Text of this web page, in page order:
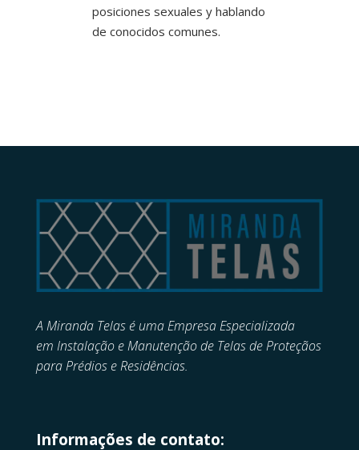
posiciones sexuales y hablando
de conocidos comunes.
A Miranda Telas é uma Empresa Especializada
em Instalação e Manutenção de Telas de Proteçãos
para Prédios e Residências.
Informações de contato: